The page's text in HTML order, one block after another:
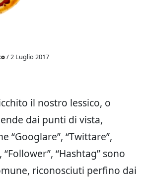
/ 2 Luglio 2017
il nostro lessico, o
dai punti di vista,
“Googlare”, “Twittare”,
“Hashtag” sono
riconosciuti perfino dai